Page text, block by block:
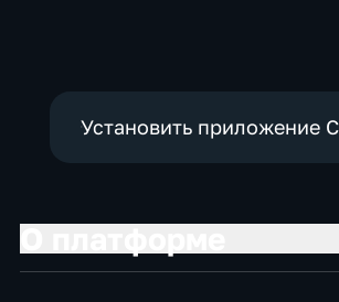
Установить приложение